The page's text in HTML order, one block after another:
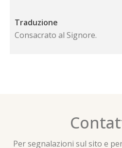
Traduzione
Consacrato al Signore.
Per segnalazioni sul sito e